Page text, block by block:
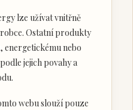
lze užívat vnitřně
Ostatní produkty
energetickému nebo
jejich povahy a
webu slouží pouze